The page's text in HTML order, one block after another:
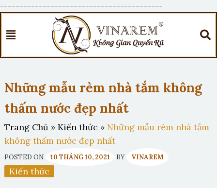
------------------------------------------
Những mẫu rèm nhà tắm không
thấm nước đẹp nhất
Trang Chủ » Kiến thức » Những mẫu rèm nhà tắm
không thấm nước đẹp nhất
POSTED ON 10 THÁNG 10, 2021 BY VINAREM
Kiến thức